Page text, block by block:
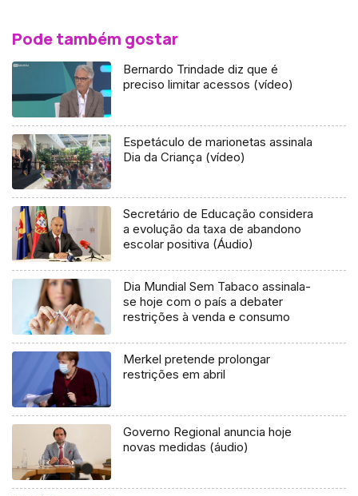
Pode também gostar
Bernardo Trindade diz que é
preciso limitar acessos (vídeo)
Espetáculo de marionetas assinala
Dia da Criança (vídeo)
Secretário de Educação considera
a evolução da taxa de abandono
escolar positiva (Áudio)
Dia Mundial Sem Tabaco assinala-
se hoje com o país a debater
restrições à venda e consumo
Merkel pretende prolongar
restrições em abril
Governo Regional anuncia hoje
novas medidas (áudio)